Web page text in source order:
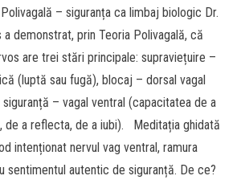
– siguranța ca limbaj biologic Dr.
demonstrat, prin Teoria Polivagală, că
are trei stări principale: supraviețuire –
(luptă sau fugă), blocaj – dorsal vagal
– vagal ventral (capacitatea de a
de a reflecta, de a iubi). Meditația ghidată
intenționat nervul vag ventral, ramura
sentimentul autentic de siguranță. De ce?